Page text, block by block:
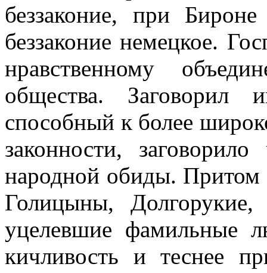
беззаконие, при
беззаконие немецкое.
нравственному
общества. Заговорил
способный к более
законности,
народной обиды. Притом
Голицыны,
уцелевшие фамильные
кичливость и теснее